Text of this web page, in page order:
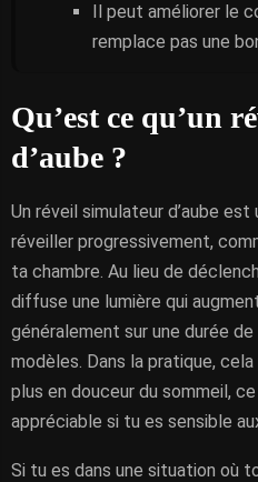
Il peut améliorer le
remplace pas une
Qu’est ce qu’un
d’aube ?
Un réveil simulateur d’aube
réveiller progressivement,
ta chambre. Au lieu de
diffuse une lumière qui
généralement sur une durée
modèles. Dans la pratique,
plus en douceur du sommeil,
appréciable si tu es sensible
Si tu es dans une situation où